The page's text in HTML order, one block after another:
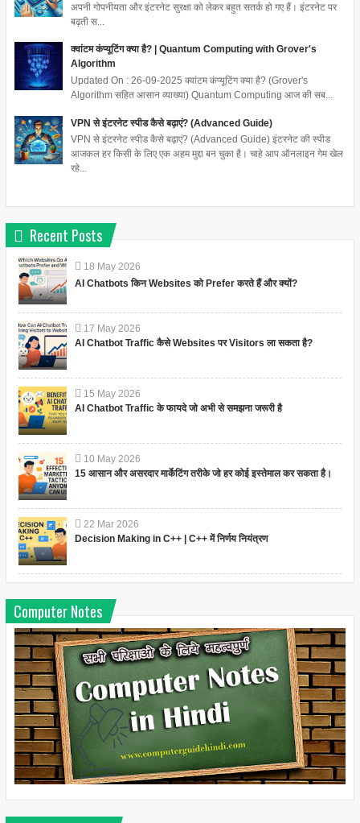
अपनी गोपनीयता और इंटरनेट सुरक्षा को लेकर बहुत सतर्क हो गए हैं। इंटरनेट पर
बढ़ती स...
क्वांटम कंप्यूटिंग क्या है? | Quantum Computing with Grover's
Algorithm
Updated On : 26-09-2025 क्वांटम कंप्यूटिंग क्या है? (Grover's
Algorithm सहित आसान व्याख्या) Quantum Computing आज की सब...
VPN से इंटरनेट स्पीड कैसे बढ़ाएं? (Advanced Guide)
VPN से इंटरनेट स्पीड कैसे बढ़ाएं? (Advanced Guide) इंटरनेट की स्पीड
आजकल हर किसी के लिए एक अहम मुद्दा बन चुका है। चाहे आप ऑनलाइन गेम खेल
रहे...
Recent Posts
18 May 2026
AI Chatbots किन Websites को Prefer करते हैं और क्यों?
17 May 2026
AI Chatbot Traffic कैसे Websites पर Visitors ला सकता है?
15 May 2026
AI Chatbot Traffic के फायदे जो अभी से समझना जरूरी है
10 May 2026
15 आसान और असरदार मार्केटिंग तरीके जो हर कोई इस्तेमाल कर सकता है।
22 Mar 2026
Decision Making in C++ | C++ में निर्णय नियंत्रण
Computer Notes